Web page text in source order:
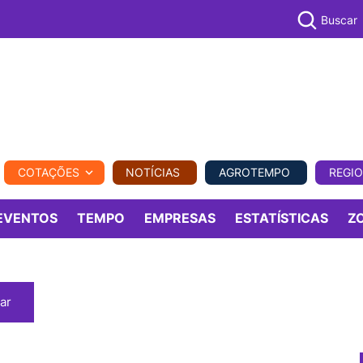
REGIONAL COMERCIAL AGROVIAGENS
Buscar
COTAÇÕES NOTÍCIAS AGROTEMPO
TEMPO EMPRESAS ESTATÍSTICAS